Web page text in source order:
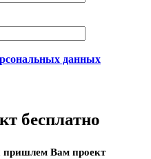
данных
бесплатно
пришлем Вам проект